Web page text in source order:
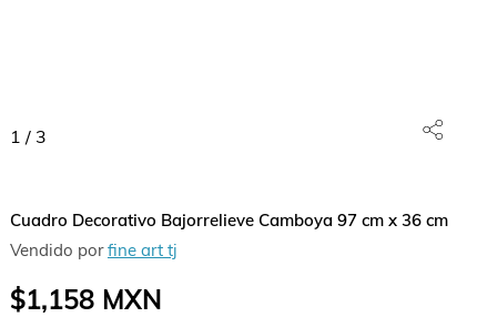
1 / 3
Cuadro Decorativo Bajorrelieve Camboya 97 cm x 36 cm
Vendido porfine art tj
$1,158MXN